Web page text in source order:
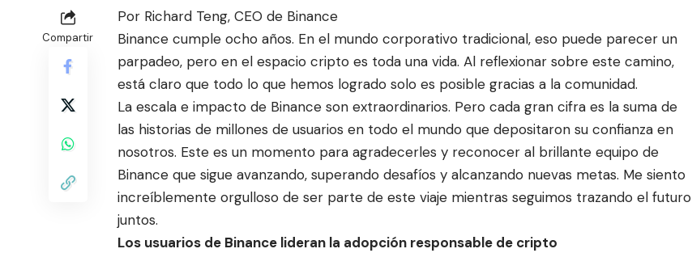
Compartir
Por Richard Teng, CEO de Binance
Binance cumple ocho años. En el mundo corporativo tradicional, eso puede parecer un
parpadeo, pero en el espacio cripto es toda una vida. Al reflexionar sobre este camino,
está claro que todo lo que hemos logrado solo es posible gracias a la comunidad.
La escala e impacto de Binance son extraordinarios. Pero cada gran cifra es la suma de
las historias de millones de usuarios en todo el mundo que depositaron su confianza en
nosotros. Este es un momento para agradecerles y reconocer al brillante equipo de
Binance que sigue avanzando, superando desafíos y alcanzando nuevas metas. Me siento
increíblemente orgulloso de ser parte de este viaje mientras seguimos trazando el futuro
juntos.
Los usuarios de Binance lideran la adopción responsable de cripto